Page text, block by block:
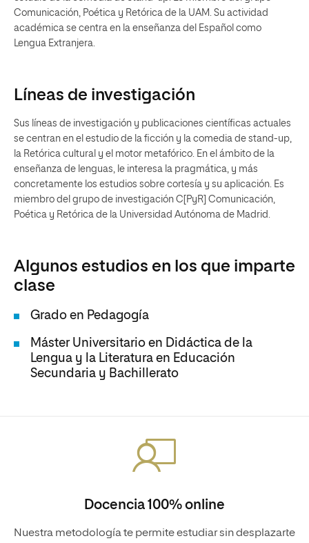
Comunicación, Poética y Retórica de la UAM. Su actividad
académica se centra en la enseñanza del Español como
Lengua Extranjera.
Líneas de investigación
Sus líneas de investigación y publicaciones científicas actuales
se centran en el estudio de la ficción y la comedia de stand-up,
la Retórica cultural y el motor metafórico. En el ámbito de la
enseñanza de lenguas, le interesa la pragmática, y más
concretamente los estudios sobre cortesía y su aplicación. Es
miembro del grupo de investigación C[PyR] Comunicación,
Poética y Retórica de la Universidad Autónoma de Madrid.
Algunos estudios en los que imparte
clase
Grado en Pedagogía
Máster Universitario en Didáctica de la
Lengua y la Literatura en Educación
Secundaria y Bachillerato
Docencia 100% online
Nuestra metodología te permite estudiar sin desplazarte